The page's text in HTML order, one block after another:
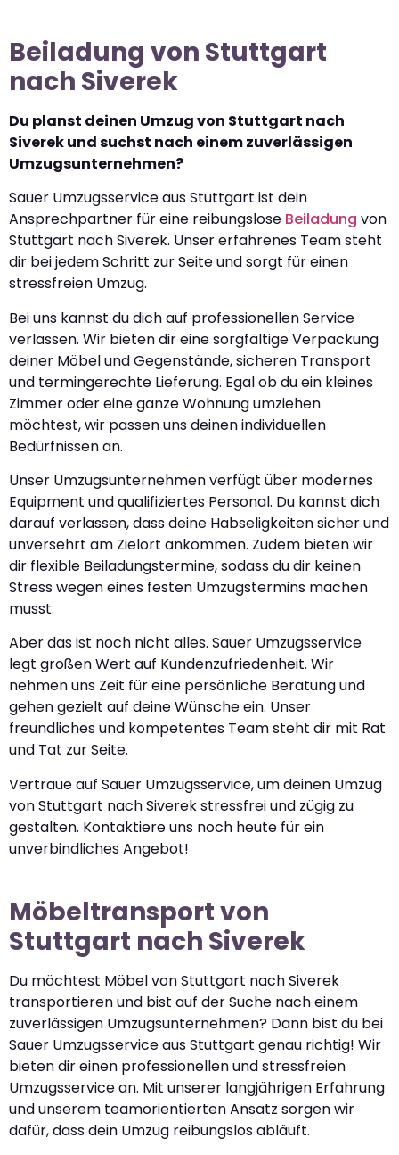
Beiladung von Stuttgart
nach Siverek
Du planst deinen Umzug von Stuttgart nach
Siverek und suchst nach einem zuverlässigen
Umzugsunternehmen?
Sauer Umzugsservice aus Stuttgart ist dein
Ansprechpartner für eine reibungslose Beiladung von
Stuttgart nach Siverek. Unser erfahrenes Team steht
dir bei jedem Schritt zur Seite und sorgt für einen
stressfreien Umzug.
Bei uns kannst du dich auf professionellen Service
verlassen. Wir bieten dir eine sorgfältige Verpackung
deiner Möbel und Gegenstände, sicheren Transport
und termingerechte Lieferung. Egal ob du ein kleines
Zimmer oder eine ganze Wohnung umziehen
möchtest, wir passen uns deinen individuellen
Bedürfnissen an.
Unser Umzugsunternehmen verfügt über modernes
Equipment und qualifiziertes Personal. Du kannst dich
darauf verlassen, dass deine Habseligkeiten sicher und
unversehrt am Zielort ankommen. Zudem bieten wir
dir flexible Beiladungstermine, sodass du dir keinen
Stress wegen eines festen Umzugstermins machen
musst.
Aber das ist noch nicht alles. Sauer Umzugsservice
legt großen Wert auf Kundenzufriedenheit. Wir
nehmen uns Zeit für eine persönliche Beratung und
gehen gezielt auf deine Wünsche ein. Unser
freundliches und kompetentes Team steht dir mit Rat
und Tat zur Seite.
Vertraue auf Sauer Umzugsservice, um deinen Umzug
von Stuttgart nach Siverek stressfrei und zügig zu
gestalten. Kontaktiere uns noch heute für ein
unverbindliches Angebot!
Möbeltransport von
Stuttgart nach Siverek
Du möchtest Möbel von Stuttgart nach Siverek
transportieren und bist auf der Suche nach einem
zuverlässigen Umzugsunternehmen? Dann bist du bei
Sauer Umzugsservice aus Stuttgart genau richtig! Wir
bieten dir einen professionellen und stressfreien
Umzugsservice an. Mit unserer langjährigen Erfahrung
und unserem teamorientierten Ansatz sorgen wir
dafür, dass dein Umzug reibungslos abläuft.